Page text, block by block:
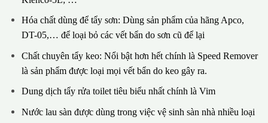
Hóa chất dùng để tẩy sơn: Dùng sản phẩm của hãng Apco,
DT-05,… để loại bỏ các vết bẩn do sơn cũ để lại
Chất chuyên tẩy keo: Nổi bật hơn hết chính là Speed Remover
là sản phẩm được loại mọi vết bẩn do keo gây ra.
Dung dịch tẩy rửa toilet tiêu biểu nhất chính là Vim
Nước lau sàn được dùng trong việc vệ sinh sàn nhà nhiều loại